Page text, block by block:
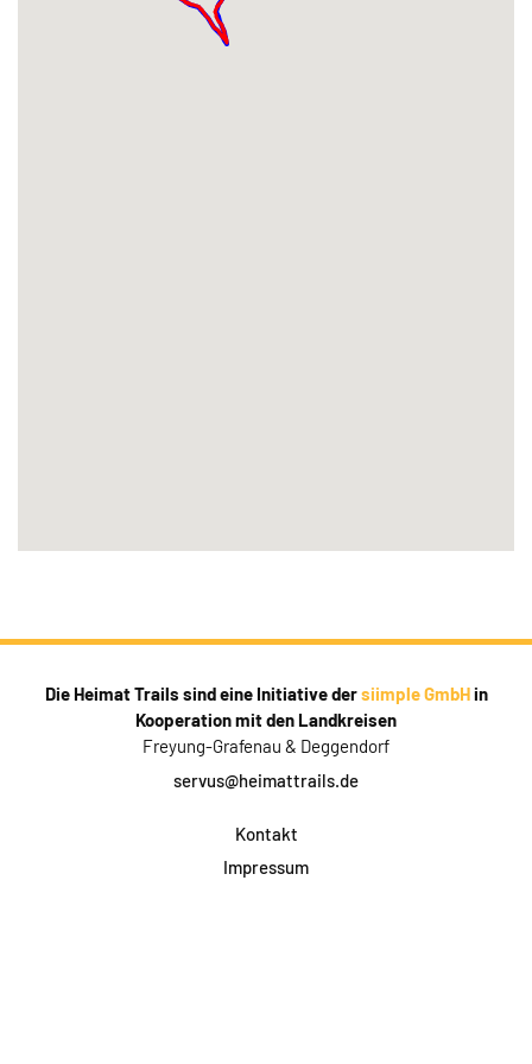
Die Heimat Trails sind eine Initiative dersiimple GmbHin
Kooperation mit den Landkreisen
Freyung-Grafenau & Deggendorf
servus@heimattrails.de
Kontakt
Impressum